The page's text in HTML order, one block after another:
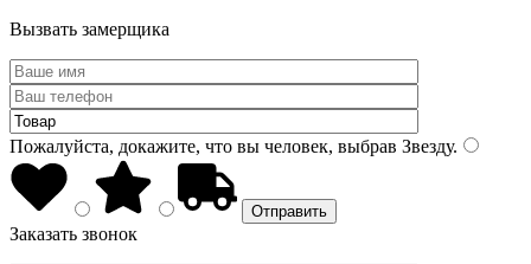
Вызвать замерщика
Пожалуйста, докажите, что вы человек, выбрав Звезду.
Заказать звонок